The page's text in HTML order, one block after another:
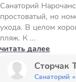
Санаторий
простоватый, но
ухода. В целом
пляж. К ...
читать далее
Сторчак
Санаторий